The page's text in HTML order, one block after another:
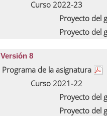
Curso 2022-23
Proyecto del
Proyecto del
Versión 8
Programa de la asignatura
Curso 2021-22
Proyecto del
Proyecto del